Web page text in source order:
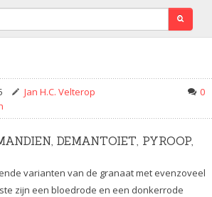
0
Jan H.C. Velterop
DEMANTOIET, PYROOP,
varianten van de granaat met evenzoveel
zijn een bloedrode en een donkerrode